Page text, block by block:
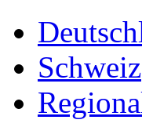
Schweiz